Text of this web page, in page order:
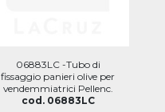
06883LC -Tubo di
fissaggio panieri olive per
vendemmiatrici Pellenc.
cod. 06883LC